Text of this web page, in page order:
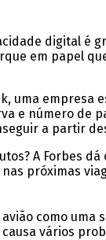
digital é
em papel
uma
e número de
a partir
A Forbes
próximas
como
vários